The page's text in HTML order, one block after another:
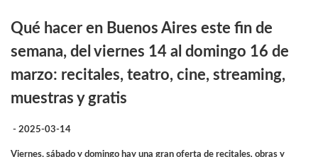
Qué hacer en Buenos Aires este fin de
semana, del viernes 14 al domingo 16 de
marzo: recitales, teatro, cine, streaming,
muestras y gratis
- 2025-03-14
Viernes, sábado y domingo hay una gran oferta de recitales, obras y